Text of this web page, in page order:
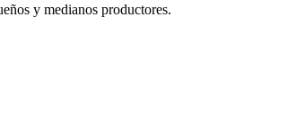
y medianos productores.